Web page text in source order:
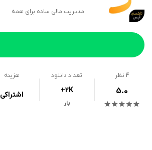
مدیریت مالی ساده برای همه
4 نظر
5.0
تعداد دانلود
+2K
بار
هزینه
اشتراکی